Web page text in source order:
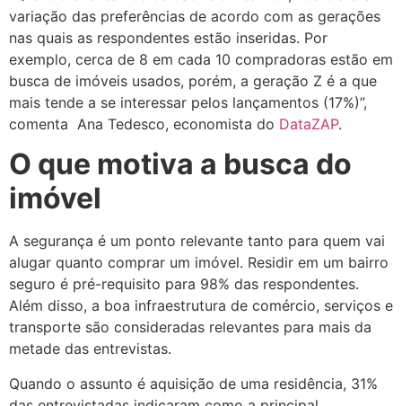
variação das preferências de acordo com as gerações
nas quais as respondentes estão inseridas. Por
exemplo, cerca de 8 em cada 10 compradoras estão em
busca de imóveis usados, porém, a geração Z é a que
mais tende a se interessar pelos lançamentos (17%)”,
comenta Ana Tedesco, economista do DataZAP.
O que motiva a busca do
imóvel
A segurança é um ponto relevante tanto para quem vai
alugar quanto comprar um imóvel. Residir em um bairro
seguro é pré-requisito para 98% das respondentes.
Além disso, a boa infraestrutura de comércio, serviços e
transporte são consideradas relevantes para mais da
metade das entrevistas.
Quando o assunto é aquisição de uma residência, 31%